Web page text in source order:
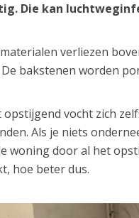
Die kan
verliezen
bakstenen worden
vocht zich
Als je niets
woning door al het
hoe beter dus.